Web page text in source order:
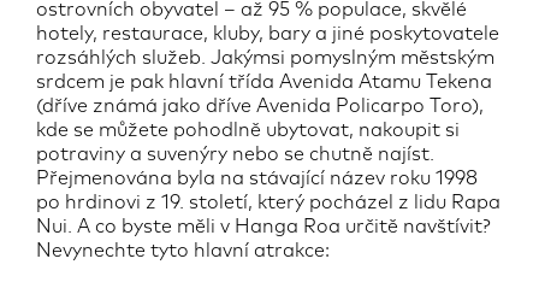
ostrovních obyvatel – až 95 % populace, skvělé
hotely, restaurace, kluby, bary a jiné poskytovatele
rozsáhlých služeb. Jakýmsi pomyslným městským
srdcem je pak hlavní třída Avenida Atamu Tekena
(dříve známá jako dříve Avenida Policarpo Toro),
kde se můžete pohodlně ubytovat, nakoupit si
potraviny a suvenýry nebo se chutně najíst.
Přejmenována byla na stávající název roku 1998
po hrdinovi z 19. století, který pocházel z lidu Rapa
Nui. A co byste měli v Hanga Roa určitě navštívit?
Nevynechte tyto hlavní atrakce: